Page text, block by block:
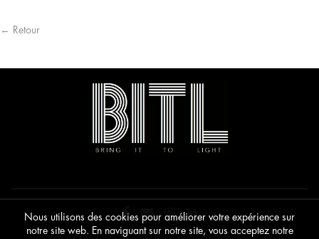
← Retour
Nous utilisons des cookies pour améliorer votre expérience sur
notre site web. En naviguant sur notre site, vous acceptez notre